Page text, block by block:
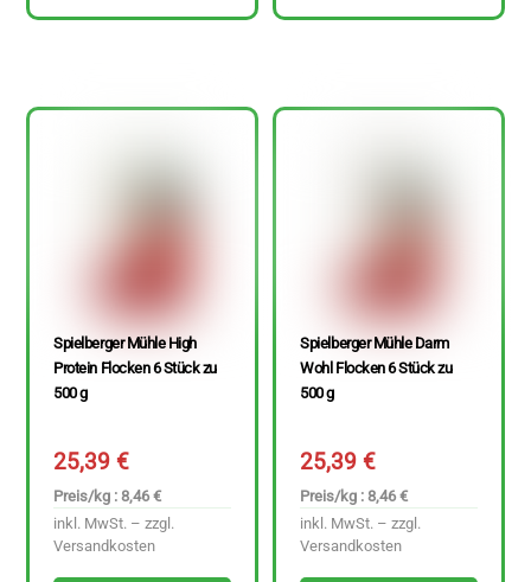
Spielberger Mühle High
Protein Flocken 6 Stück zu
500 g
25,39€
Preis/kg : 8,46 €
inkl. MwSt. – zzgl.
Versandkosten
Spielberger Mühle Darm
Wohl Flocken 6 Stück zu
500 g
25,39€
Preis/kg : 8,46 €
inkl. MwSt. – zzgl.
Versandkosten